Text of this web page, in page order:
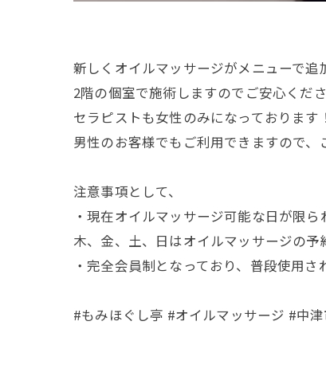
新しくオイルマッサージがメニューで追
2階の個室で施術しますのでご安心くだ
セラピストも女性のみになっております
男性のお客様でもご利用できますので、
注意事項として、
・現在オイルマッサージ可能な日が限ら
木、金、土、日はオイルマッサージの予
・完全会員制となっており、普段使用
#もみほぐし亭 #オイルマッサージ #中